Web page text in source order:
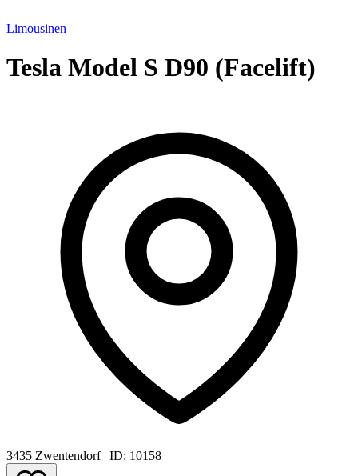
Limousinen
Tesla Model S D90 (Facelift)
3435 Zwentendorf | ID: 10158